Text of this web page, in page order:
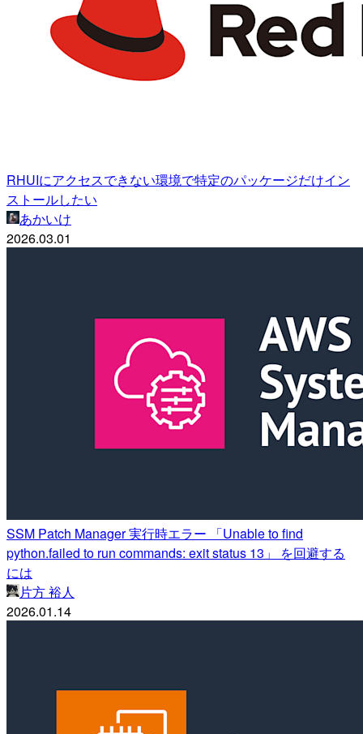
RHUIにアクセスできない環境で特定のパッケージだけイン
ストールしたい
あかいけ
2026.03.01
SSM Patch Manager 実行時エラー 「Unable to find
python.failed to run commands: exit status 13」 を回避する
には
片方 裕人
2026.01.14